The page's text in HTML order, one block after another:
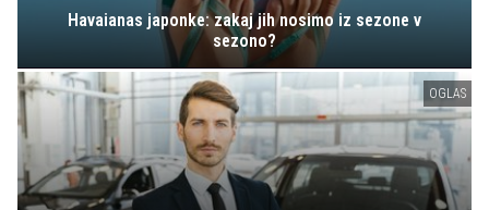
Havaianas japonke: zakaj jih nosimo iz sezone v
sezono?
OGLAS